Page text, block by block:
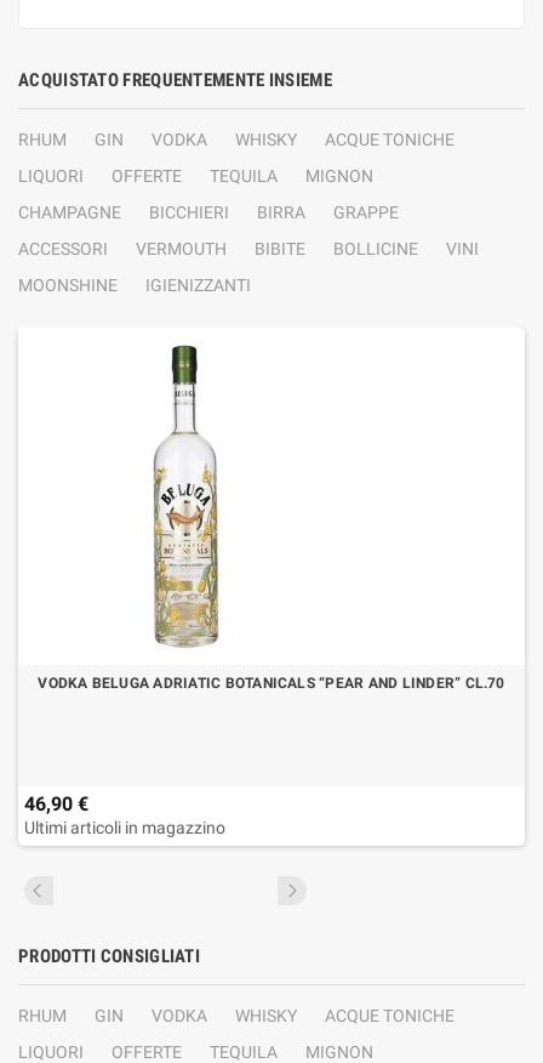
ACQUISTATO FREQUENTEMENTE INSIEME
RHUM GIN VODKA WHISKY
ACQUE TONICHE
LIQUORI
OFFERTE TEQUILA
MIGNON
CHAMPAGNE
BICCHIERI BIRRA
GRAPPE
ACCESSORI
VERMOUTH BIBITE BOLLICINE
VINI
MOONSHINE
IGIENIZZANTI
VODKA BELUGA ADRIATIC BOTANICALS “PEAR AND LINDER” CL.70
46,90 €
Ultimi articoli in magazzino
PRODOTTI CONSIGLIATI
RHUM GIN VODKA WHISKY
ACQUE TONICHE
LIQUORI
OFFERTE TEQUILA
MIGNON